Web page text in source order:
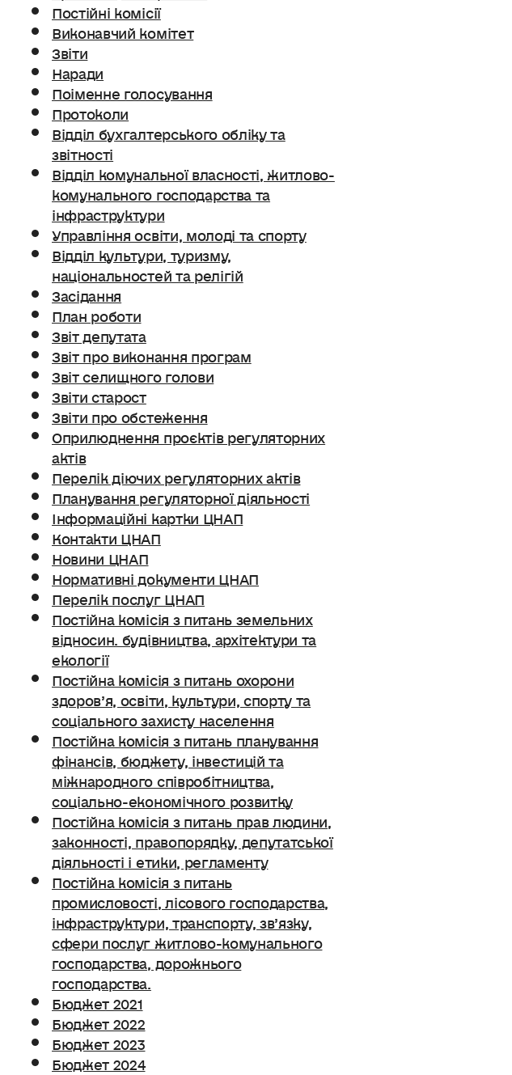
Постійні комісії
Виконавчий комітет
Звіти
Наради
Поіменне голосування
Протоколи
Відділ бухгалтерського обліку та
звітності
Відділ комунальної власності, житлово-
комунального господарства та
інфраструктури
Управління освіти, молоді та спорту
Відділ культури, туризму,
національностей та релігій
Засідання
План роботи
Звіт депутата
Звіт про виконання програм
Звіт селищного голови
Звіти старост
Звіти про обстеження
Оприлюднення проєктів регуляторних
актів
Перелік діючих регуляторних актів
Планування регуляторної діяльності
Інформаційні картки ЦНАП
Контакти ЦНАП
Новини ЦНАП
Нормативні документи ЦНАП
Перелік послуг ЦНАП
Постійна комісія з питань земельних
відносин. будівництва, архітектури та
екології
Постійна комісія з питань охорони
здоров’я, освіти, культури, спорту та
соціального захисту населення
Постійна комісія з питань планування
фінансів, бюджету, інвестицій та
міжнародного співробітництва,
соціально-економічного розвитку
Постійна комісія з питань прав людини,
законності, правопорядку, депутатської
діяльності і етики, регламенту
Постійна комісія з питань
промисловості, лісового господарства,
інфраструктури, транспорту, зв’язку,
сфери послуг житлово-комунального
господарства, дорожнього
господарства.
Бюджет 2021
Бюджет 2022
Бюджет 2023
Бюджет 2024